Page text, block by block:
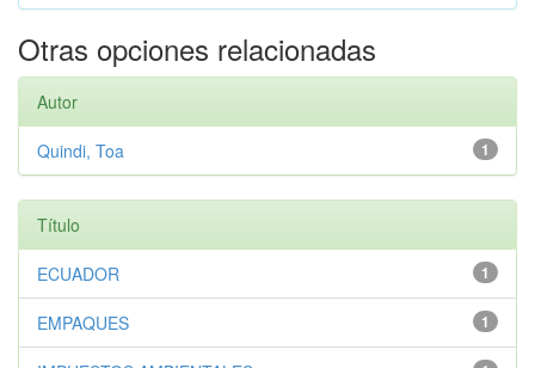
Otras opciones relacionadas
Autor
1
Quindi, Toa
Título
1
ECUADOR
1
EMPAQUES